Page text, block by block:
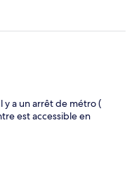
y a un arrêt de métro (
est accessible en